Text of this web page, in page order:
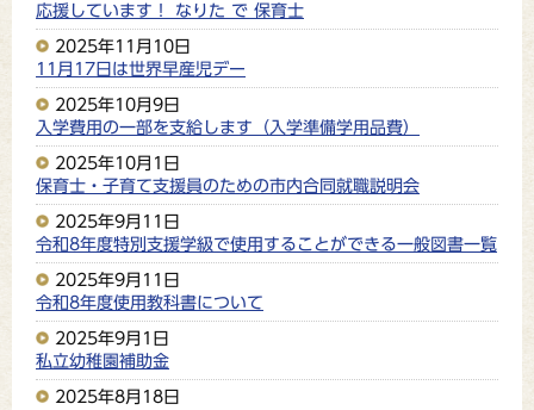
応援しています！ なりた で 保育士
2025年11月10日
11月17日は世界早産児デー
2025年10月9日
入学費用の一部を支給します（入学準備学用品費）
2025年10月1日
保育士・子育て支援員のための市内合同就職説明会
2025年9月11日
令和8年度特別支援学級で使用することができる一般図書一覧
2025年9月11日
令和8年度使用教科書について
2025年9月1日
私立幼稚園補助金
2025年8月18日